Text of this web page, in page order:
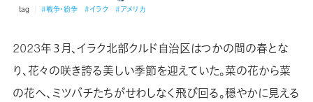
tag #戦争・紛争 #イラク #アメリカ
2023年３月、イラク北部クルド自治区はつかの間の春とな
り、花々の咲き誇る美しい季節を迎えていた。菜の花から菜
の花へ、ミツバチたちがせわしなく飛び回る。穏やかに見える